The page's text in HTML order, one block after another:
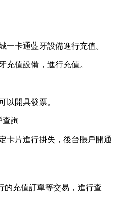
一卡通藍牙設備進行充值。
充值設備，進行充值。
以開具發票。
查詢
卡片進行掛失，後台賬戶開通
的充值訂單等交易，進行查